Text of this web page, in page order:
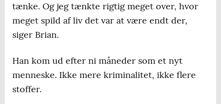
tænke. Og jeg tænkte rigtig meget over, hvor
meget spild af liv det var at være endt der,
siger Brian.
Han kom ud efter ni måneder som et nyt
menneske. Ikke mere kriminalitet, ikke flere
stoffer.